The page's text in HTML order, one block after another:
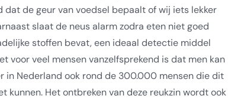
dat de geur van voedsel bepaalt of wij iets lekker
slaat de neus alarm zodra eten niet goed
stoffen bevat, een ideaal detectie middel
voor veel mensen vanzelfsprekend is dat men kan
in Nederland ook rond de 300.000 mensen die dit
kunnen. Het ontbreken van deze reukzin wordt ook